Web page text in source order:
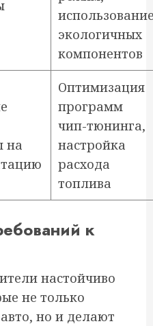
экологичных
компонентов
на
Оптимизация
программ
чип-тюнинга,
настройка
расхода
топлива
к
настойчиво
не только
но и делают